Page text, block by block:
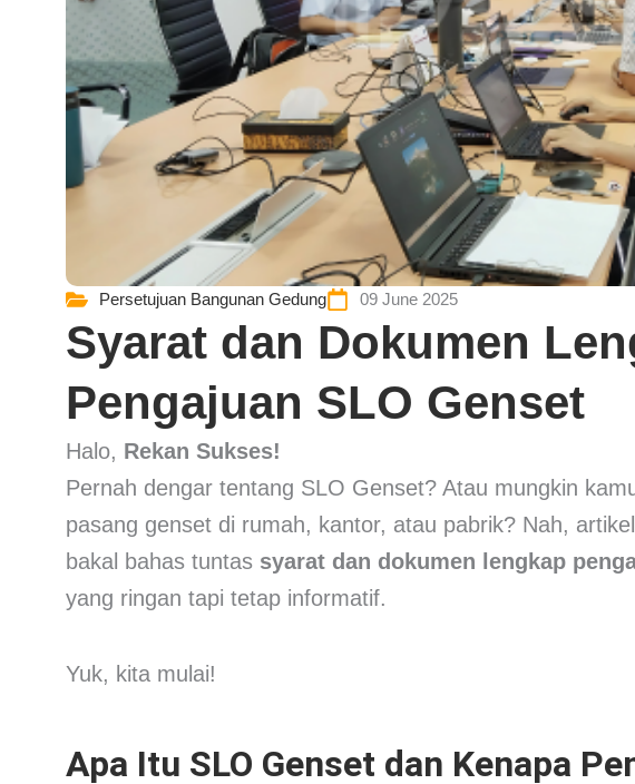
Persetujuan Bangunan Gedung 09 June 2025
Syarat dan Dokumen
Pengajuan SLO Genset
Halo, Rekan Sukses!
Pernah dengar tentang SLO Genset? Atau mungkin
pasang genset di rumah, kantor, atau pabrik? Nah,
bakal bahas tuntas syarat dan dokumen lengkap
yang ringan tapi tetap informatif.
Yuk, kita mulai!
Apa Itu SLO Genset dan Kenapa